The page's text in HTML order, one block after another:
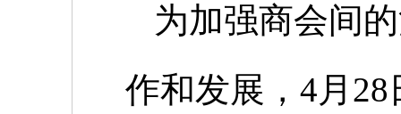
为加强商会间
作和发展， 4月 28